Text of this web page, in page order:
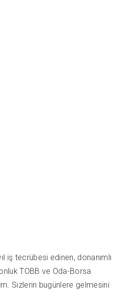
iş tecrübesi edinen, donanımlı
TOBB ve Oda-Borsa
Sizlerin bugünlere gelmesini